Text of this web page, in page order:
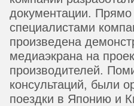
документации. Прямо
специалистами
произведена
медиаэкрана на
производителей.
консультаций, были
поездки в Японию и